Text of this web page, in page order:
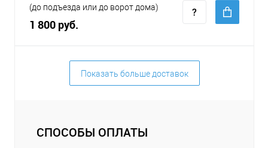
(до подъезда или до ворот дома)
1 800 руб.
Показать больше доставок
СПОСОБЫ ОПЛАТЫ